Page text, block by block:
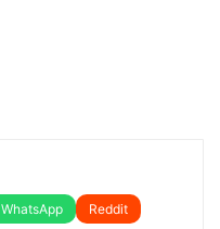
WhatsApp
Reddit